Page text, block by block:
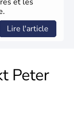
Lire l'article
Peter